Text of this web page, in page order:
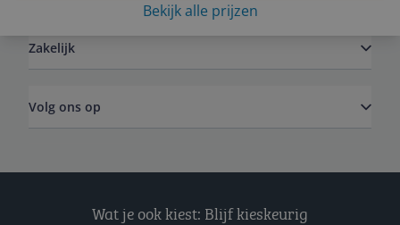
Bekijk alle prijzen
Zakelijk
Volg ons op
Wat je ook kiest: Blijf kieskeurig